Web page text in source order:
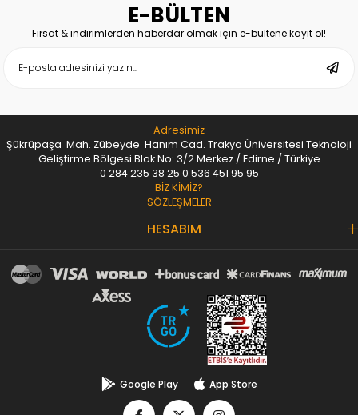
E-BÜLTEN
Fırsat & indirimlerden haberdar olmak için e-bültene kayıt ol!
Adresimiz
Şükrüpaşa Mah. Zübeyde Hanım Cad. Trakya Üniversitesi Teknoloji
Geliştirme Bölgesi Blok No: 3/2 Merkez / Edirne / Türkiye
0 284 235 38 25 0 536 451 95 95
BİZ KİMİZ?
SÖZLEŞMELER
HESABIM
Google Play App Store